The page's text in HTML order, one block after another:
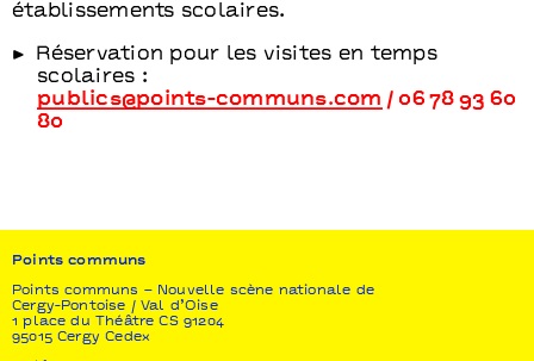
établissements scolaires.
Réservation pour les visites en temps
scolaires :
publics@points-communs.com / 06 78 93 60
80
Points communs
Points communs – Nouvelle scène nationale de
Cergy-Pontoise / Val d’Oise
1 place du Théâtre CS 91204
95015 Cergy Cedex